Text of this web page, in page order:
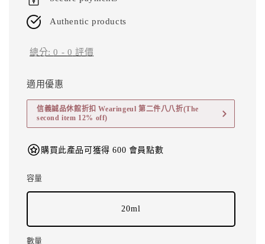
Authentic products
總分:0 - 0 評價
適用優惠
信義誠品休館折扣 Wearingeul 第二件八八折(The
second item 12% off)
購買此產品可獲得 600 會員點數
容量
20ml
數量